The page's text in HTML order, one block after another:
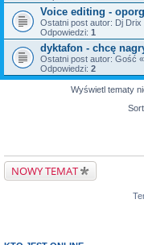
Voice editing -
Ostatni post autor: Dj Drix
Odpowiedzi: 1
dyktafon - chcę
Ostatni post autor: Gość «
Odpowiedzi: 2
Wyświetl tematy
NOWY TEMAT